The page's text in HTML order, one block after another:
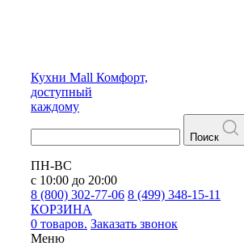
Кухни Mall Комфорт,
доступный
каждому
Поиск
ПН-ВС
с 10:00 до 20:00
8 (800) 302-77-06 8 (499) 348-15-11
КОРЗИНА
0 товаров. Заказать звонок
Меню